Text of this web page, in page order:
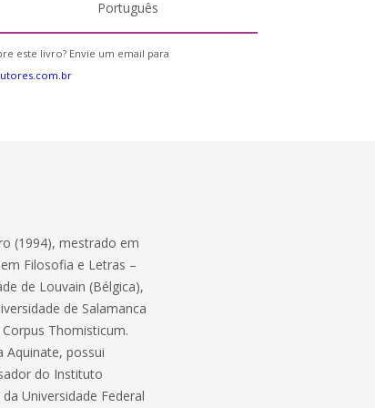
Português
este livro? Envie um email para
(1994), mestrado em
Filosofia e Letras –
de Louvain (Bélgica),
de Salamanca
Thomisticum.
Aquinate, possui
do Instituto
Universidade Federal